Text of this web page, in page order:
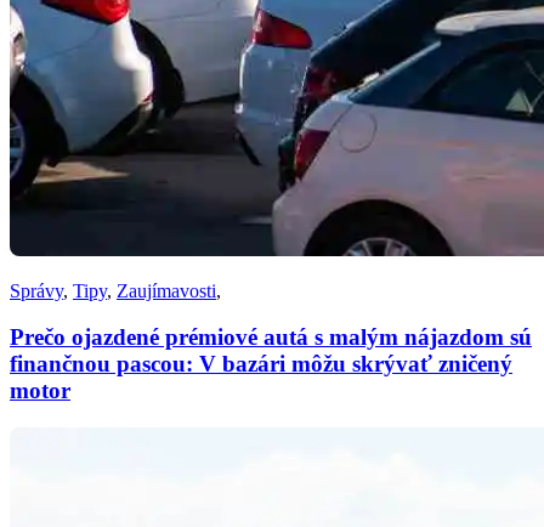
Správy, Tipy, Zaujímavosti,
Prečo ojazdené prémiové autá s malým nájazdom sú
finančnou pascou: V bazári môžu skrývať zničený
motor